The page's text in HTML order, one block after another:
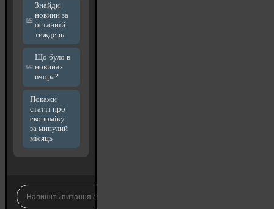
Знайди
новини за
останній
тиждень
Що було в
новинах
вчора?
Покажи
статті про
економіку
за минулий
місяць